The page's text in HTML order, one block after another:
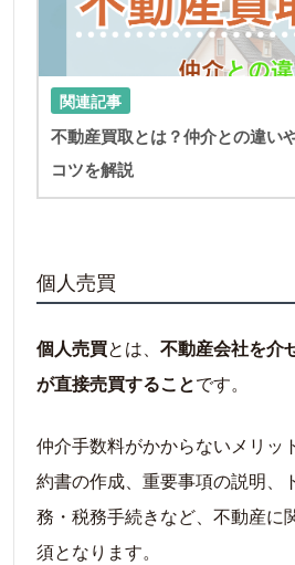
関連記事
不動産買取とは？仲介との違い
コツを解説
個人売買
個人売買とは、 不動産会社を介
が直接売買することです。
仲介手数料がかからないメリッ
約書の作成、重要事項の説明、
務・税務手続きなど、不動産に
須となります。